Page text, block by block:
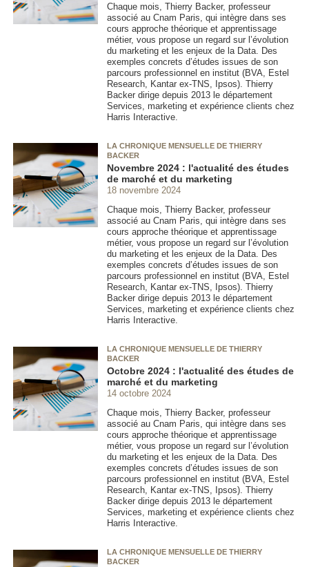
Chaque mois, Thierry Backer, professeur
associé au Cnam Paris, qui intègre dans ses
cours approche théorique et apprentissage
métier, vous propose un regard sur l’évolution
du marketing et les enjeux de la Data. Des
exemples concrets d’études issues de son
parcours professionnel en institut (BVA, Estel
Research, Kantar ex-TNS, Ipsos). Thierry
Backer dirige depuis 2013 le département
Services, marketing et expérience clients chez
Harris Interactive.
LA CHRONIQUE MENSUELLE DE THIERRY
BACKER
Novembre 2024 : l'actualité des études
de marché et du marketing
18 novembre 2024
Chaque mois, Thierry Backer, professeur
associé au Cnam Paris, qui intègre dans ses
cours approche théorique et apprentissage
métier, vous propose un regard sur l’évolution
du marketing et les enjeux de la Data. Des
exemples concrets d’études issues de son
parcours professionnel en institut (BVA, Estel
Research, Kantar ex-TNS, Ipsos). Thierry
Backer dirige depuis 2013 le département
Services, marketing et expérience clients chez
Harris Interactive.
LA CHRONIQUE MENSUELLE DE THIERRY
BACKER
Octobre 2024 : l'actualité des études de
marché et du marketing
14 octobre 2024
Chaque mois, Thierry Backer, professeur
associé au Cnam Paris, qui intègre dans ses
cours approche théorique et apprentissage
métier, vous propose un regard sur l’évolution
du marketing et les enjeux de la Data. Des
exemples concrets d’études issues de son
parcours professionnel en institut (BVA, Estel
Research, Kantar ex-TNS, Ipsos). Thierry
Backer dirige depuis 2013 le département
Services, marketing et expérience clients chez
Harris Interactive.
LA CHRONIQUE MENSUELLE DE THIERRY
BACKER